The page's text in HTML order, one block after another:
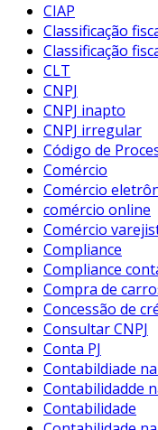
CIAP
Classificação
Classificação
CLT
CNPJ
CNPJ inapto
CNPJ irregular
Código de
Comércio
Comércio
comércio online
Comércio
Compliance
Compliance
Compra de
Concessão de
Consultar CNPJ
Conta PJ
Contabildiade
Contabilidadde
Contabilidade